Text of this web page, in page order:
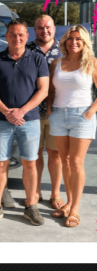
er op te zetten.kosten
KOSTEN EURO 12.35
R
Nederland gehanteerd.
goedkoper blijkt.
te retourneren. Toen u
de Led
ons telefonisch te